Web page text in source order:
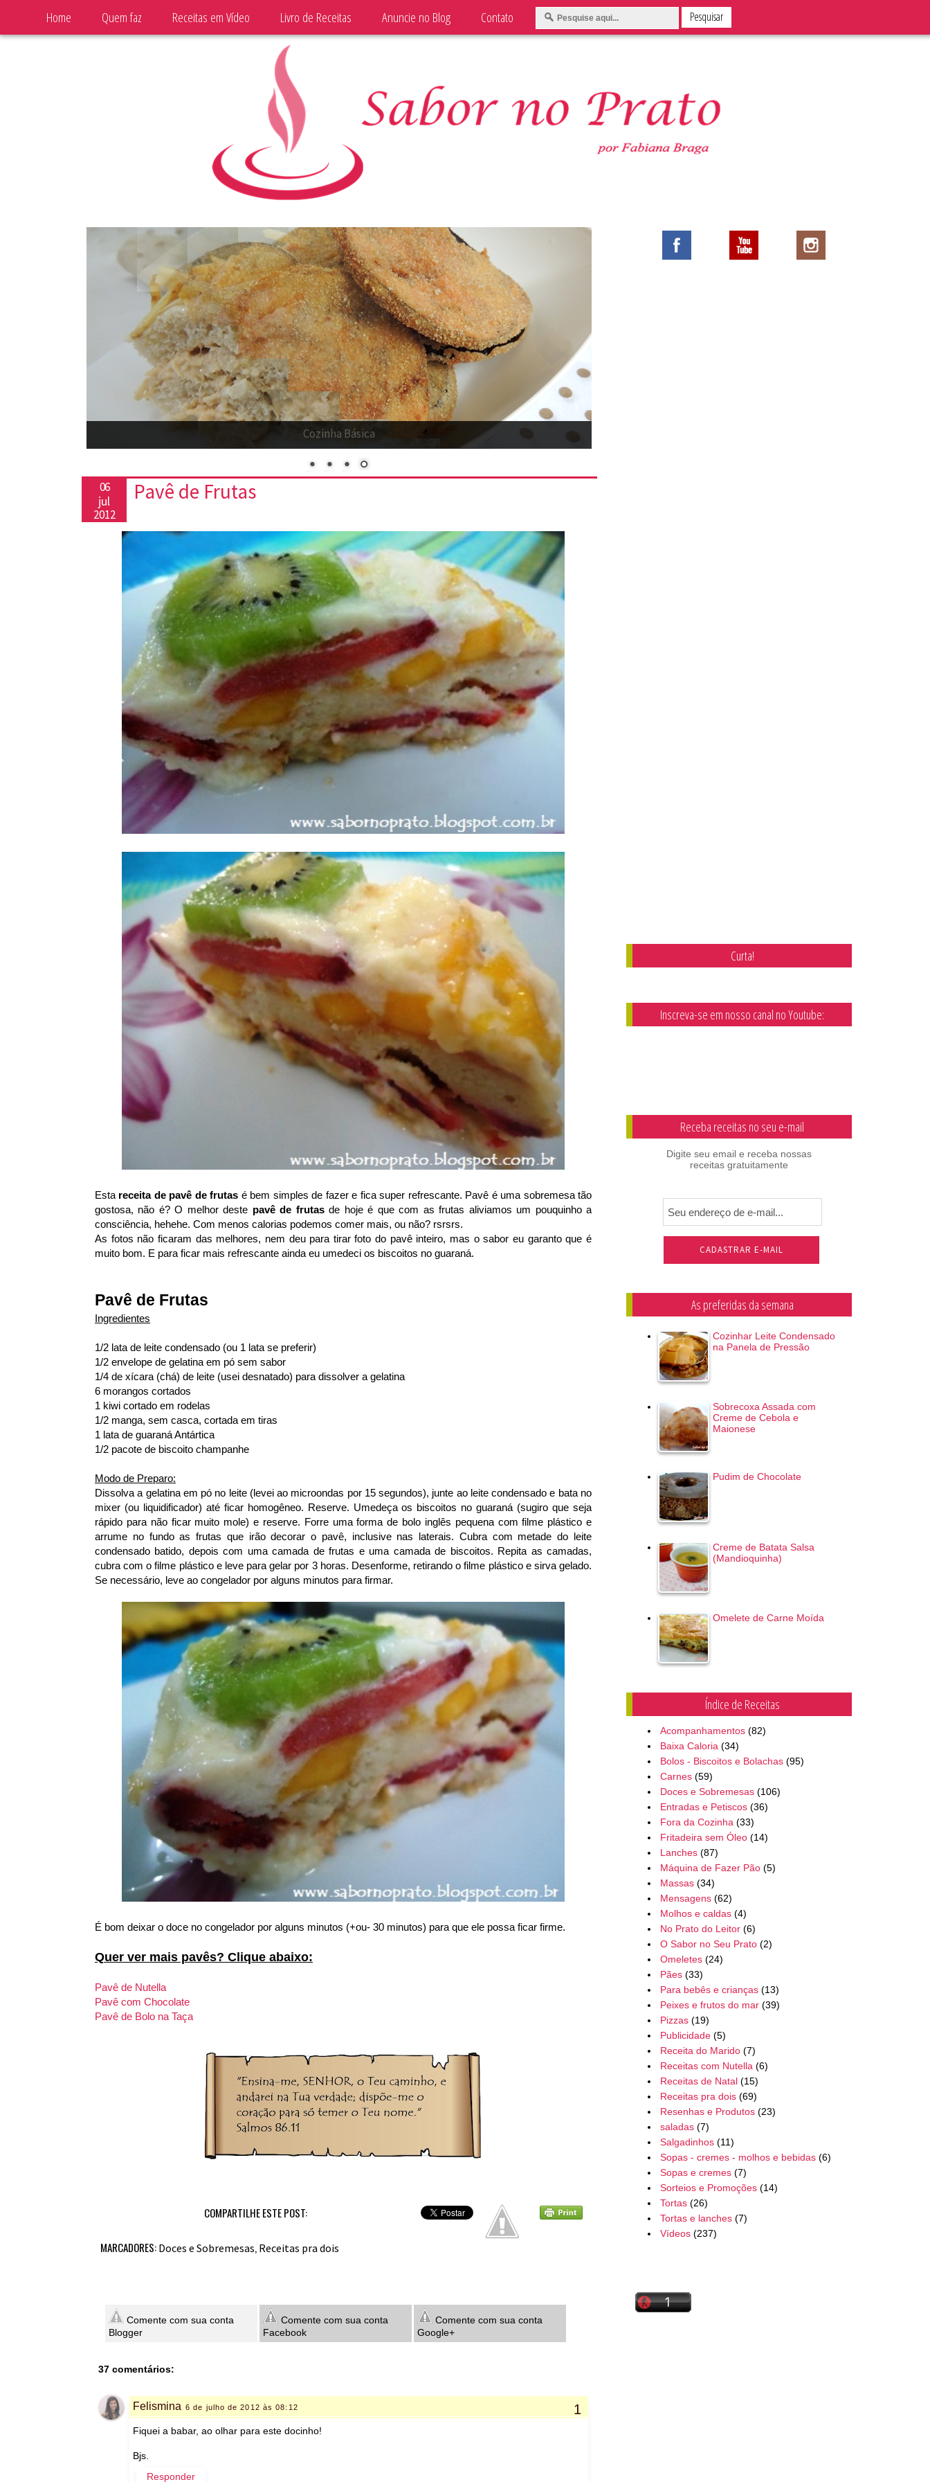
Cozinha Básica
06
jul
2012
Pavê de Frutas
Esta receita de pavê de frutas é bem simples de fazer e fica super refrescante. Pavê é uma sobremesa tão
gostosa, não é? O melhor deste pavê de frutasde hoje é que com as frutas aliviamos um pouquinho a
consciência, hehehe. Com menos calorias podemos comer mais, ou não? rsrsrs.
As fotos não ficaram das melhores, nem deu para tirar foto do pavê inteiro, mas o sabor eu garanto que é
muito bom. E para ficar mais refrescante ainda eu umedeci os biscoitos no guaraná.
Pavê de Frutas
Ingredientes
1/2 lata de leite condensado (ou 1 lata se preferir)
1/2 envelope de gelatina em pó sem sabor
1/4 de xícara (chá) de leite (usei desnatado) para dissolver a gelatina
6 morangos cortados
1 kiwi cortado em rodelas
1/2 manga, sem casca, cortada em tiras
1 lata de guaraná Antártica
1/2 pacote de biscoito champanhe
Modo de Preparo:
Dissolva a gelatina em pó no leite (levei ao microondas por 15 segundos), junte ao leite condensado e bata no
mixer (ou liquidificador) até ficar homogêneo. Reserve. Umedeça os biscoitos no guaraná (sugiro que seja
rápido para não ficar muito mole) e reserve. Forre uma forma de bolo inglês pequena com filme plástico e
arrume no fundo as frutas que irão decorar o pavê, inclusive nas laterais. Cubra com metade do leite
condensado batido, depois com uma camada de frutas e uma camada de biscoitos. Repita as camadas,
cubra com o filme plástico e leve para gelar por 3 horas. Desenforme, retirando o filme plástico e sirva gelado.
Se necessário, leve ao congelador por alguns minutos para firmar.
É bom deixar o doce no congelador por alguns minutos (+ou- 30 minutos) para que ele possa ficar firme.
Quer ver mais pavês? Clique abaixo:
Pavê de Nutella
Pavê com Chocolate
Pavê de Bolo na Taça
COMPARTILHE ESTE POST:
MARCADORES: Doces e Sobremesas, Receitas pra dois
Comente com sua conta
Blogger
Comente com sua conta
Facebook
Comente com sua conta
Google+
37 comentários:
Felismina 6 de julho de 2012 às 08:12
Fiquei a babar, ao olhar para este docinho!
Bjs.
Responder
Home Quem faz Receitas em Vídeo Livro de Receitas Anuncie no Blog Contato
Curta!
Inscreva-se em nosso canal no Youtube:
Receba receitas no seu e-mail
Digite seu email e receba nossas
receitas gratuitamente
As preferidas da semana
Cozinhar Leite Condensado
na Panela de Pressão
Sobrecoxa Assada com
Creme de Cebola e
Maionese
Pudim de Chocolate
Creme de Batata Salsa
(Mandioquinha)
Omelete de Carne Moída
Índice de Receitas
Acompanhamentos (82)
Baixa Caloria (34)
Bolos - Biscoitos e Bolachas (95)
Carnes (59)
Doces e Sobremesas (106)
Entradas e Petiscos (36)
Fora da Cozinha (33)
Fritadeira sem Óleo (14)
Lanches (87)
Máquina de Fazer Pão (5)
Massas (34)
Mensagens (62)
Molhos e caldas (4)
No Prato do Leitor (6)
O Sabor no Seu Prato (2)
Omeletes (24)
Pães (33)
Para bebês e crianças (13)
Peixes e frutos do mar (39)
Pizzas (19)
Publicidade (5)
Receita do Marido (7)
Receitas com Nutella (6)
Receitas de Natal (15)
Receitas pra dois (69)
Resenhas e Produtos (23)
saladas (7)
Salgadinhos (11)
Sopas - cremes - molhos e bebidas (6)
Sopas e cremes (7)
Sorteios e Promoções (14)
Tortas (26)
Tortas e lanches (7)
Vídeos (237)